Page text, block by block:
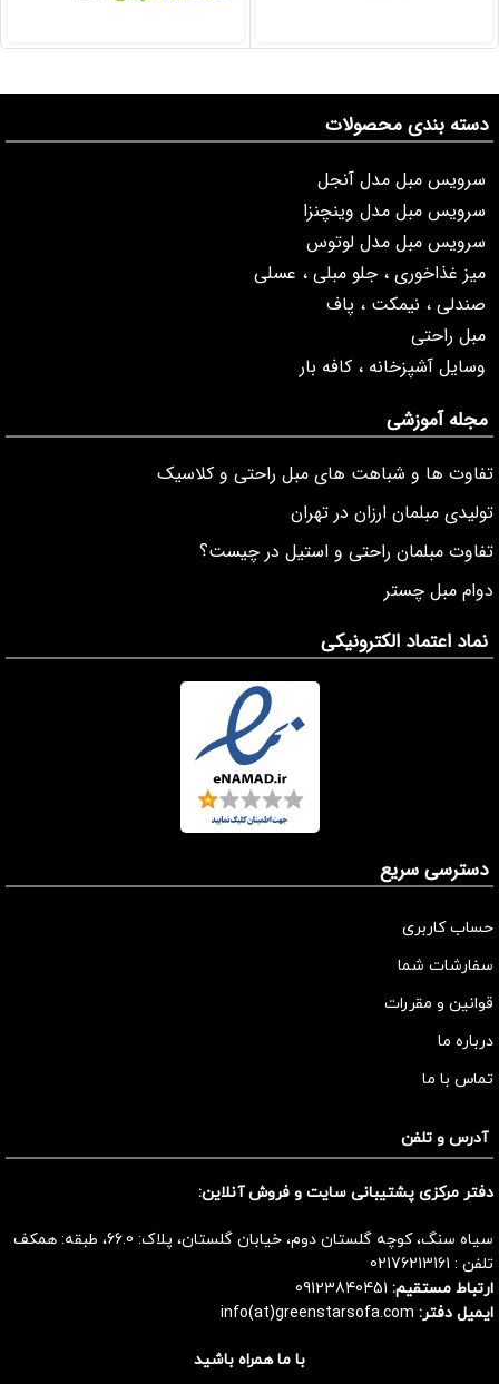
دسته بندی محصولات
سرویس مبل مدل آنجل
سرویس مبل مدل وینچنزا
سرویس مبل مدل لوتوس
میز غذاخوری ، جلو مبلی ، عسلی
صندلی ، نیمکت ، پاف
مبل راحتی
وسایل آشپزخانه ، کافه بار
مجله آموزشی
تفاوت ها و شباهت های مبل راحتی و کلاسیک
تولیدی مبلمان ارزان در تهران
تفاوت مبلمان راحتی و استیل در چیست؟
دوام مبل چستر
نماد اعتماد الکترونیکی
دسترسی سریع
حساب کاربری
سفارشات شما
قوانین و مقررات
درباره ما
تماس با ما
آدرس و تلفن
دفتر مرکزی پشتیبانی سایت و فروش آنلاین:
سیاه سنگ، کوچه گلستان دوم، خیابان گلستان، پلاک: 66.0، طبقه: همکف
تلفن : 02176213161
ارتباط مستقیم: 09123840451
ایمیل دفتر:
با ما همراه باشید